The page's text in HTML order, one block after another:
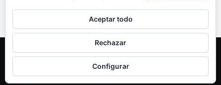
Más información sobre las cookies
© Newspaper WordPress Theme by TagDiv
Aceptar todo
Rechazar
Configurar